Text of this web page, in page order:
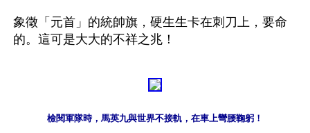
象徵「元首」的統帥旗，硬生生卡在刺刀上，要命
的。這可是大大的不祥之兆！
檢閱軍隊時，馬英九與世界不接軌，在車上彎腰鞠躬！